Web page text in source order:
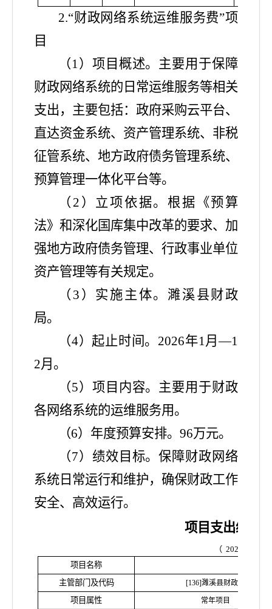
2.“财政网络系统运维服务费”项
目
（ 1）项目概述。主要用于保障
财政网络系统的日常运维服务等相关
支出，主要包括：政府采购云平台、
直达资金系统、资产管理系统、非税
征管系统、地方政府债务管理系统、
预算管理一体化平台等。
（ 2）立项依据。根据《预算
法》和深化国库集中改革的要求、加
强地方政府债务管理、行政事业单位
资产管理等有关规定。
（ 3）实施主体。濉溪县财政
局。
（4）起止时间。2026年1月—1
2月。
（5）项目内容。主要用于财政
各网络系统的运维服务用。
（6）年度预算安排。96万元。
（7）绩效目标。保障财政网络
系统日常运行和维护，确保财政工作
安全、高效运行。
项目支出绩效
（ 2026
项目名称
主管部门及代码 [136]濉溪县财政局
项目属性 常年项目